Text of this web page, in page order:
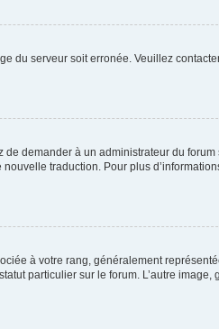
du serveur soit erronée. Veuillez
demander à un administrateur du forum
traduction. Pour plus
à votre rang, généralement
particulier sur le forum. L’autre image,